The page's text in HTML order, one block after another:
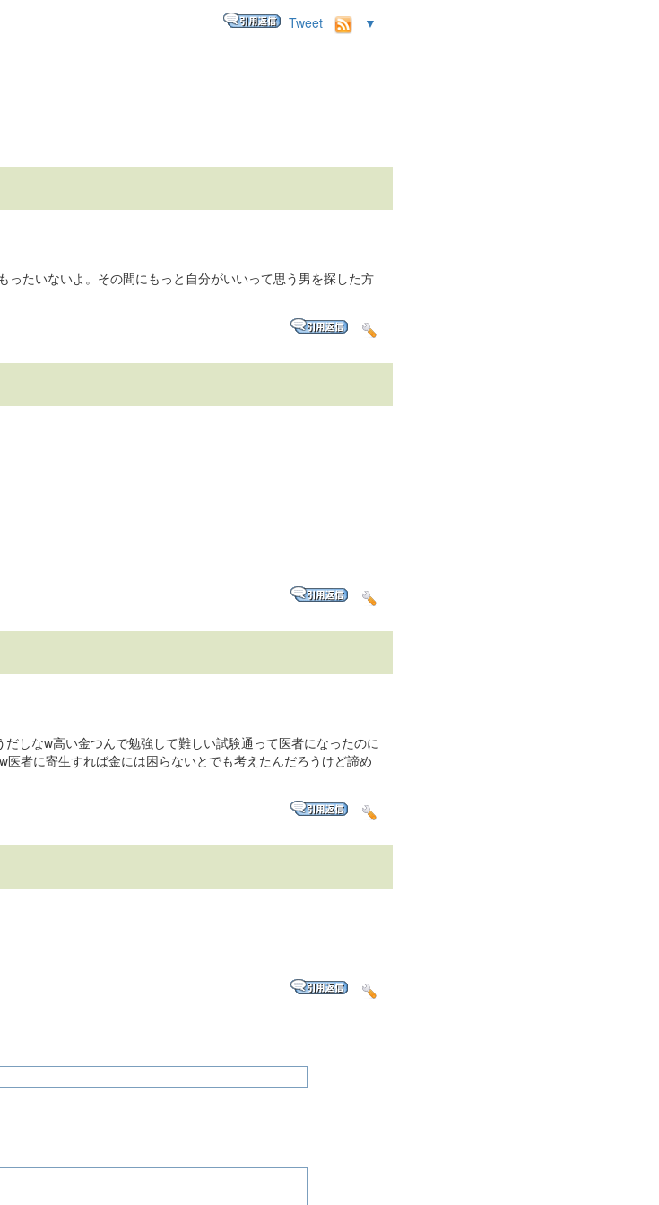
Tweet
▼
たいないよ。その間にもっと自分がいいって思う男を探した方
しなw高い金つんで勉強して難しい試験通って医者になったのに
者に寄生すれば金には困らないとでも考えたんだろうけど諦め